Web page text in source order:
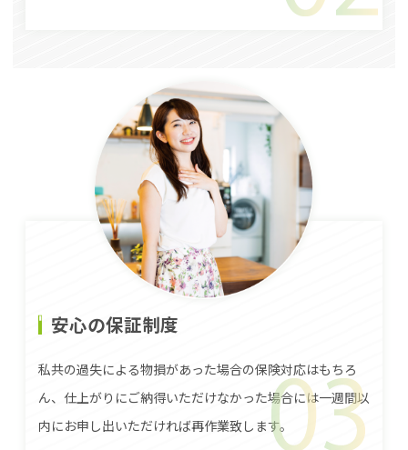
安心の保証制度
私共の過失による物損があった場合の保険対応はもちろ
ん、仕上がりにご納得いただけなかった場合には一週間以
内にお申し出いただければ再作業致します。